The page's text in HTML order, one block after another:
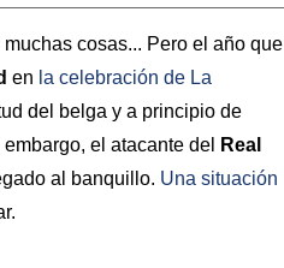
cosas... Pero el año que
en la celebración de La
del belga y a principio de
embargo, el atacante del
Real
al banquillo. Una situación